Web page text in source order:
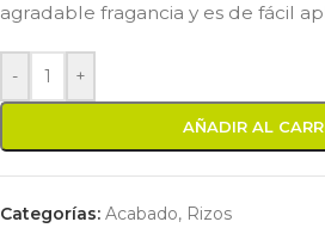
agradable fragancia y es de fácil
- +
AÑADIR AL
Categorías: Acabado, Rizos